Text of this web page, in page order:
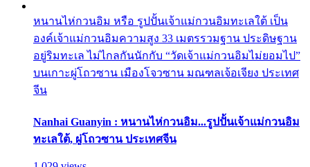
หนานไห่กวนอิม หรือ รูปปั้นเจ้าแม่กวนอิมทะเลใต้ เป็น
องค์เจ้าแม่กวนอิมความสูง 33 เมตรรวมฐาน ประดิษฐาน
อยู่ริมทะเล ไม่ไกลกันนักกับ “วัดเจ้าแม่กวนอิมไม่ยอมไป”
บนเกาะผู่โถวซาน เมืองโจวซาน มณฑลเจ้อเจียง ประเทศ
จีน
Nanhai Guanyin : หนานไห่กวนอิม...รูปปั้นเจ้าแม่กวนอิม
ทะเลใต้, ผู่โถวซาน ประเทศจีน